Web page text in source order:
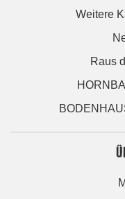
Weitere
Raus